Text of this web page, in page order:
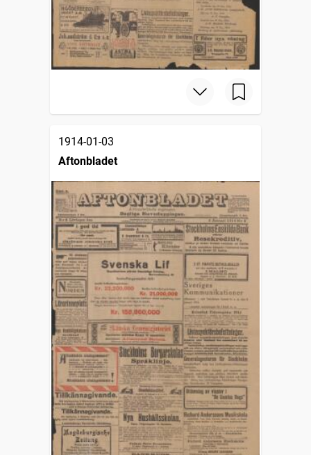
1914-01-03
Aftonbladet